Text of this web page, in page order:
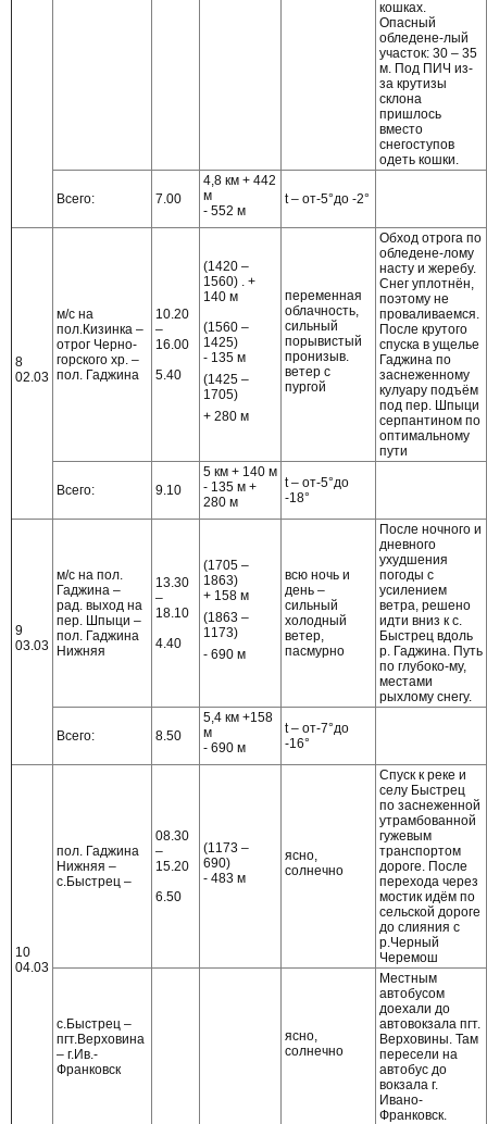
кошках.
Опасный
обледене-лый
участок: 30 – 35
м. Под ПИЧ из-
за крутизы
склона
пришлось
вместо
снегоступов
одеть кошки.
Всего: 7.00
4,8 км + 442
м
- 552 м
t – от-5°до -2°
8
02.03
м/с на
пол.Кизинка –
отрог Черно-
горского хр. –
пол. Гаджина
10.20
–
16.00
5.40
(1420 –
1560) . +
140 м
(1560 –
1425)
- 135 м
(1425 –
1705)
+ 280 м
переменная
облачность,
сильный
порывистый
пронизыв.
ветер с
пургой
Обход отрога по
обледене-лому
насту и жеребу.
Снег уплотнён,
поэтому не
проваливаемся.
После крутого
спуска в ущелье
Гаджина по
заснеженному
кулуару подъём
под пер. Шпыци
серпантином по
оптимальному
пути
Всего: 9.10
5 км + 140 м
- 135 м +
280 м
t – от-5°до
-18°
9
03.03
м/с на пол.
Гаджина –
рад. выход на
пер. Шпыци –
пол. Гаджина
Нижняя
13.30
–
18.10
4.40
(1705 –
1863)
+ 158 м
(1863 –
1173)
- 690 м
всю ночь и
день –
сильный
холодный
ветер,
пасмурно
После ночного и
дневного
ухудшения
погоды с
усилением
ветра, решено
идти вниз к с.
Быстрец вдоль
р. Гаджина. Путь
по глубоко-му,
местами
рыхлому снегу.
Всего: 8.50
5,4 км +158
м
- 690 м
t – от-7°до
-16°
10
04.03
пол. Гаджина
Нижняя –
с.Быстрец –
08.30
–
15.20
6.50
(1173 –
690)
- 483 м
ясно,
солнечно
Спуск к реке и
селу Быстрец
по заснеженной
утрамбованной
гужевым
транспортом
дороге. После
перехода через
мостик идём по
сельской дороге
до слияния с
р.Черный
Черемош
с.Быстрец –
пгт.Верховина
– г.Ив.-
Франковск
ясно,
солнечно
Местным
автобусом
доехали до
автовокзала пгт.
Верховины. Там
пересели на
автобус до
вокзала г.
Ивано-
Франковск.